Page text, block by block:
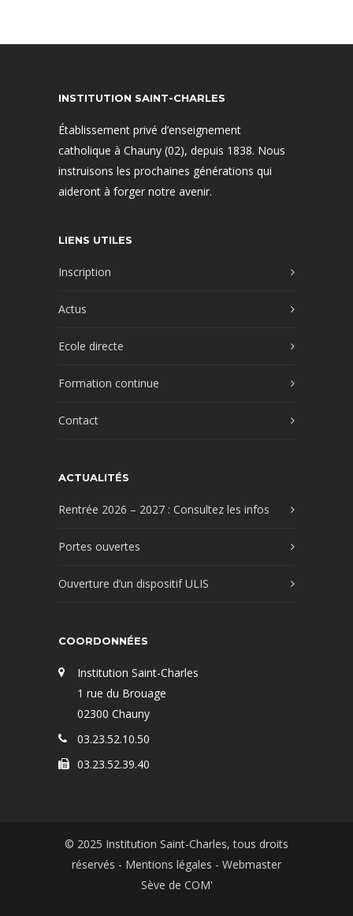
INSTITUTION SAINT-CHARLES
Établissement privé d’enseignement
catholique à Chauny (02), depuis 1838. Nous
instruisons les prochaines générations qui
aideront à forger notre avenir.
LIENS UTILES
Inscription
Actus
Ecole directe
Formation continue
Contact
ACTUALITÉS
Rentrée 2026 – 2027 : Consultez les infos
Portes ouvertes
Ouverture d’un dispositif ULIS
COORDONNÉES
Institution Saint-Charles
1 rue du Brouage
02300 Chauny
03.23.52.10.50
03.23.52.39.40
© 2025 Institution Saint-Charles, tous droits
réservés - Mentions légales - Webmaster
Sève de COM'